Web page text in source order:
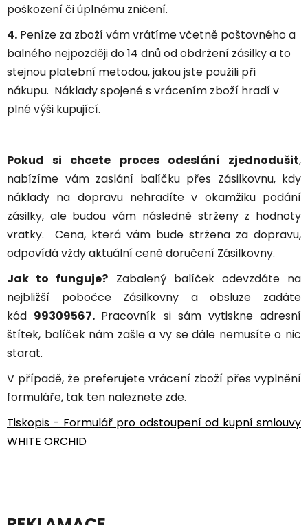
poškození či úplnému zničení.
4. Peníze za zboží vám vrátíme včetně poštovného a
balného nejpozději do 14 dnů od obdržení zásilky a to
stejnou platební metodou, jakou jste použili při
nákupu. Náklady spojené s vrácením zboží hradí v
plné výši kupující.
Pokud si chcete proces odeslání zjednodušit,
nabízíme vám zaslání balíčku přes Zásilkovnu, kdy
náklady na dopravu nehradíte v okamžiku podání
zásilky, ale budou vám následně strženy z hodnoty
vratky. Cena, která vám bude stržena za dopravu,
odpovídá vždy aktuální ceně doručení Zásilkovny.
Jak to funguje? Zabalený balíček odevzdáte na
nejbližší pobočce Zásilkovny a obsluze zadáte
kód 99309567. Pracovník si sám vytiskne adresní
štítek, balíček nám zašle a vy se dále nemusíte o nic
starat.
V případě, že preferujete vrácení zboží přes vyplnění
formuláře, tak ten naleznete zde.
Tiskopis - Formulář pro odstoupení od kupní smlouvy
WHITE ORCHID